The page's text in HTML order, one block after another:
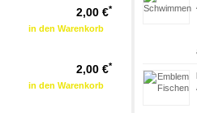
2,00 €*
2,00 €*